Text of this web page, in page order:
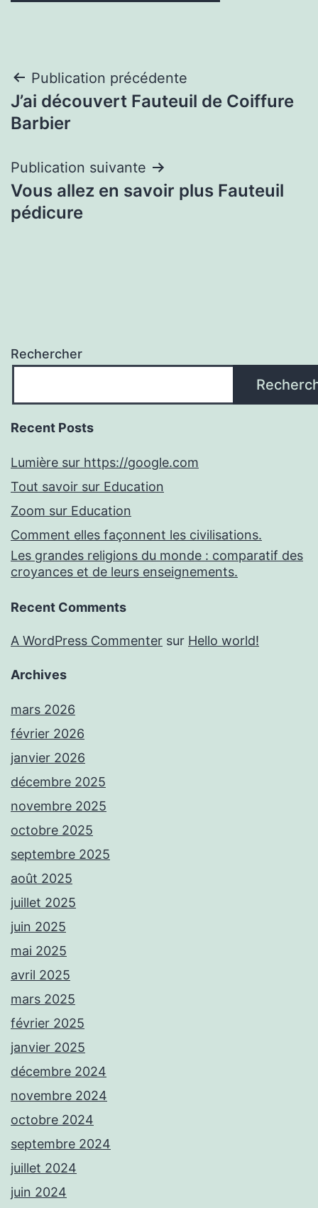
Navigation
de
Publication précédente
J’ai découvert Fauteuil de Coiffure
Barbier
Publication suivante
Vous allez en savoir plus Fauteuil
pédicure
Rechercher
Recent Posts
Lumière sur https://google.com
Tout savoir sur Education
Zoom sur Education
Comment elles façonnent les civilisations.
Les grandes religions du monde : comparatif des
croyances et de leurs enseignements.
Recent Comments
A WordPress Commenter sur Hello world!
Archives
mars 2026
février 2026
janvier 2026
décembre 2025
novembre 2025
octobre 2025
septembre 2025
août 2025
juillet 2025
juin 2025
mai 2025
avril 2025
mars 2025
février 2025
janvier 2025
décembre 2024
novembre 2024
octobre 2024
septembre 2024
juillet 2024
juin 2024